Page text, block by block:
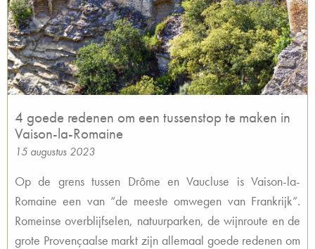
4 goede redenen om een tussenstop te maken in
Vaison-la-Romaine
15 augustus 2023
Op de grens tussen Drôme en Vaucluse is Vaison-la-
Romaine een van “de meeste omwegen van Frankrijk”.
Romeinse overblijfselen, natuurparken, de wijnroute en de
grote Provençaalse markt zijn allemaal goede redenen om